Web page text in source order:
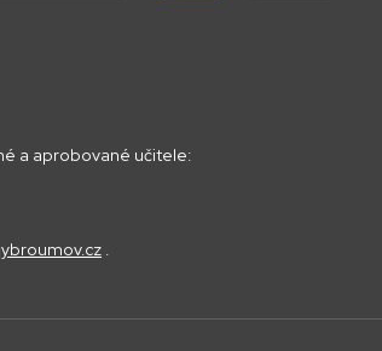
a aprobované učitele:
.